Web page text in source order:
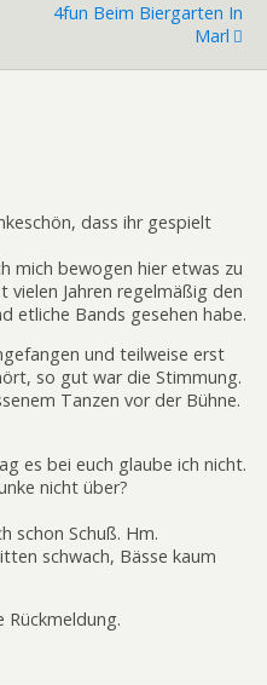
4fun Beim Biergarten In
Marl
dass ihr gespielt
mich bewogen hier etwas zu
vielen Jahren regelmäßig den
etliche Bands gesehen habe.
und teilweise erst
so gut war die Stimmung.
Tanzen vor der Bühne.
es bei euch glaube ich nicht.
nicht über?
schon Schuß. Hm.
schwach, Bässe kaum
Rückmeldung.